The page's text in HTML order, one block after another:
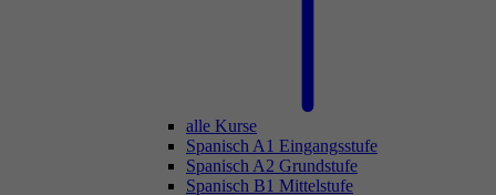
alle Kurse
Spanisch A1 Eingangsstufe
Spanisch A2 Grundstufe
Spanisch B1 Mittelstufe